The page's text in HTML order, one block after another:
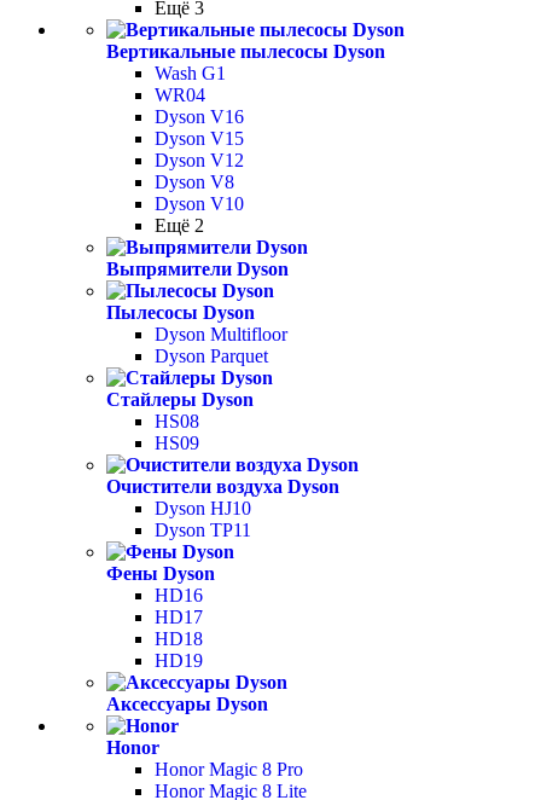
Ещё 3
Вертикальные пылесосы Dyson
Wash G1
WR04
Dyson V16
Dyson V15
Dyson V12
Dyson V8
Dyson V10
Ещё 2
Выпрямители Dyson
Пылесосы Dyson
Dyson Multifloor
Dyson Parquet
Стайлеры Dyson
HS08
HS09
Очистители воздуха Dyson
Dyson HJ10
Dyson TP11
Фены Dyson
HD16
HD17
HD18
HD19
Аксессуары Dyson
Honor
Honor Magic 8 Pro
Honor Magic 8 Lite